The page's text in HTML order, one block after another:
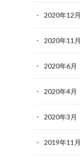
2020年12月
2020年11月
2020年6月
2020年4月
2020年3月
2019年11月